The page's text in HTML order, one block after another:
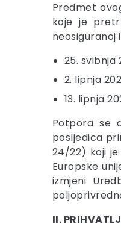
Predmet
koje je
neosiguranoj
25. svibnja
2. lipnja
13. lipnja
Potpora se
posljedica
24/22) koji je
Europske
izmjeni
II.